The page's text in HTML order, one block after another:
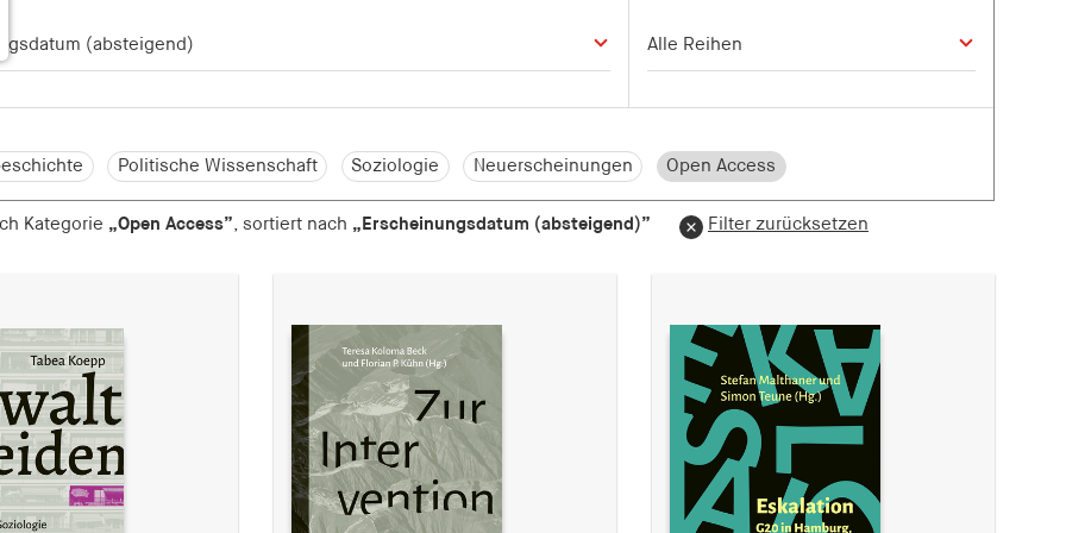
Politische Wissenschaft Soziologie Neuerscheinungen Open Access
Kategorie „Open Access” , sortiert nach „Erscheinungsdatum (absteigend)” Filter zurücksetzen